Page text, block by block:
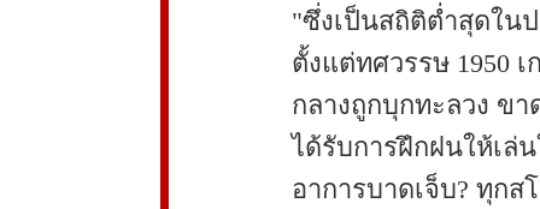
"ซึ่งเป็นสถิติต่ำสุดใน
ตั้งแต่ทศวรรษ 1950
กลางถูกบุกทะลวง ข
ได้รับการฝึกฝนให้เล่
อาการบาดเจ็บ? ทุก